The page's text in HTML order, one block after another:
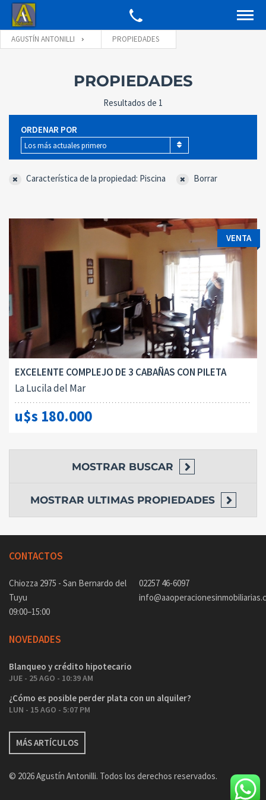
AGUSTÍN ANTONILLI PROPIEDADES
PROPIEDADES
Resultados de 1
ORDENAR POR
Los más actuales primero
Característica de la propiedad: Piscina Borrar
VENTA
EXCELENTE COMPLEJO DE 3 CABAÑAS CON PILETA
La Lucila del Mar
u$s 180.000
MOSTRAR BUSCAR
MOSTRAR ULTIMAS PROPIEDADES
CONTACTOS
Chiozza 2975 - San Bernardo del
Tuyu
09:00–15:00
02257 46-6097
NOVEDADES
Blanqueo y crédito hipotecario
JUE - 25 AGO - 10:39 AM
¿Cómo es posible perder plata con un alquiler?
LUN - 15 AGO - 5:07 PM
MÁS ARTÍCULOS
© 2026 Agustín Antonilli. Todos los derechos reservados.